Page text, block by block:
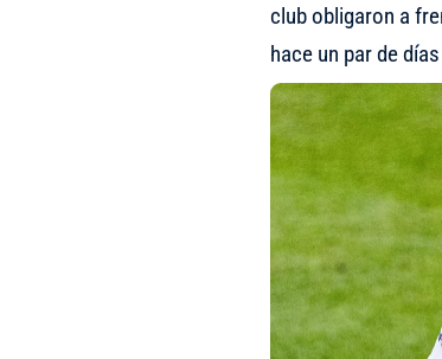
club obligaron a
hace un par de